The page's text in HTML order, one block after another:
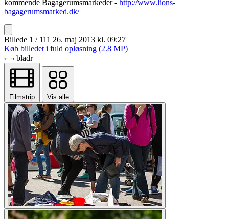
kommende Bagagerumsmarkeder - http://www.lions-
bagagerumsmarked.dk/
Billede 1 / 111 26. maj 2013 kl. 09:27
Køb billedet i fuld opløsning (2.8 MP)
← → bladr
Filmstrip Vis alle